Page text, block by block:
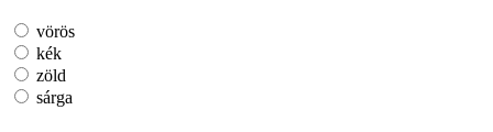
vörös
kék
zöld
sárga